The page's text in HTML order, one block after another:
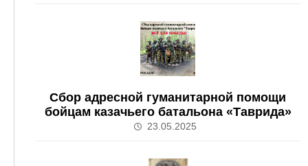
Сбор адресной гуманитарной помощи
бойцам казачьего батальона «Таврида»
23.05.2025